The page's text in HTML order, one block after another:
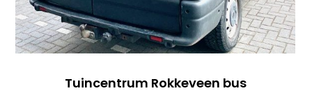
Tuincentrum Rokkeveen bus